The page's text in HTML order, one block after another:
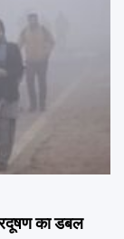
का डबल